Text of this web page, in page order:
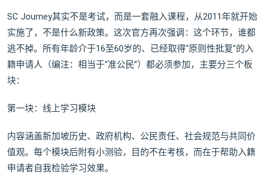
SC Journey其实不是考试，而是一套融入课程，从2011年就开始
实施了，不是什么新政策。这次官方再次强调：这个环节，谁都
逃不掉。所有年龄介于16至60岁的、已经取得“原则性批复”的入
籍申请人（编注：相当于“准公民”）都必须参加，主要分三个板
块：
第一块：线上学习模块
内容涵盖新加坡历史、政府机构、公民责任、社会规范与共同价
值观。每个模块后附有小测验，目的不在考核，而在于帮助入籍
申请者自我检验学习效果。